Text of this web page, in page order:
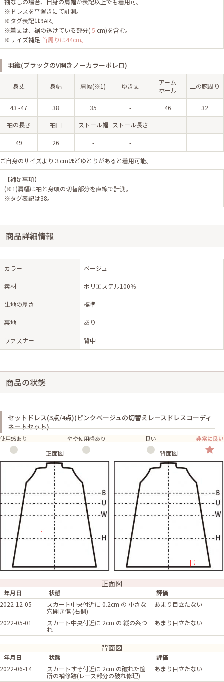
※ドレスを平置きにて計測。
※タグ表記は9AR。
※着丈は、裾の透けている部分(5 cm)を含む。
※サイズ補足 首周りは44cm。
羽織(ブラックのV開きノーカラーボレロ)
身丈 身幅 肩幅(※1) ゆき丈
アーム
ホール
二の腕周り
43 -47 38 35 - 46 32
袖の長さ 袖口 ストール幅 ストール長さ
49 26 - -
ご自身のサイズより３cmほどゆとりがあると着用可能。
【補足事項】
(※1)肩幅は袖と身頃の切替部分を直線で計測。
※タグ表記は38。
商品詳細情報
カラー ベージュ
素材 ポリエステル100％
生地の厚さ 標準
裏地 あり
ファスナー 背中
商品の状態
セットドレス(3点/4点)(ピンクベージュの切替えレースドレスコーディ
ネートセット)
使用感あり やや使用感あり 良い 非常に良い
正面図 背面図
正面図
年月日 状態
評価
2022-12-05
スカート中央付近に 0.2cm の 小さな
穴開き傷 (右側)
あまり目立たない
2022-05-01
スカート中央付近に 2cm の 縦の糸つ
れ
あまり目立たない
背面図
年月日 状態
評価
2022-06-14
スカートすそ付近に 2cm の破れた箇
所の補修跡(レース部分の破れ修理)
あまり目立たない